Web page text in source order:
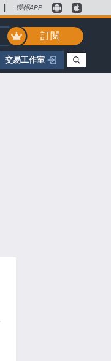
| 獲得APP
訂閱
交易工作室